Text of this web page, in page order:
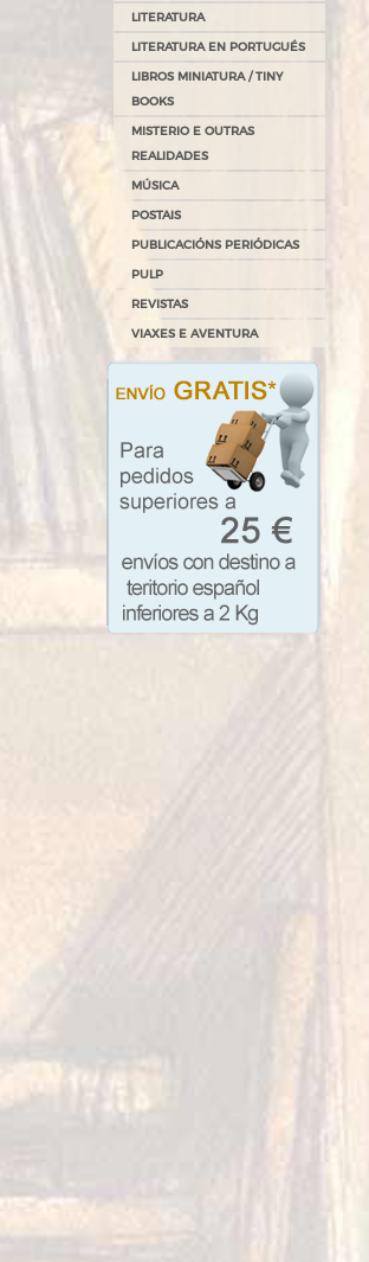
LITERATURA
LITERATURA EN PORTUGUÉS
LIBROS MINIATURA / TINY
BOOKS
MISTERIO E OUTRAS
REALIDADES
MÚSICA
POSTAIS
PUBLICACIÓNS PERIÓDICAS
PULP
REVISTAS
VIAXES E AVENTURA